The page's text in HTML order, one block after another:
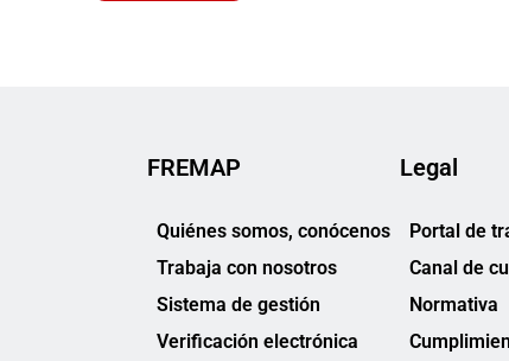
FREMAP
Quiénes somos, conócenos
Trabaja con nosotros
Sistema de gestión
Verificación electrónica
Legal
Portal de
Canal de
Normativa